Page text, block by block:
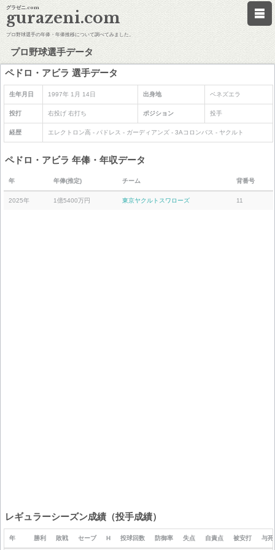
グラゼニ.com
gurazeni.com
プロ野球選手の年俸・年俸推移について調べてみました。
プロ野球選手データ
ペドロ・アビラ 選手データ
生年月日 1997年 1月 14日 出身地 ベネズエラ
投打 右投げ 右打ち ポジション 投手
経歴 エレクトロン高 - パドレス - ガーディアンズ - 3Aコロンバス - ヤクルト
ペドロ・アビラ 年俸・年収データ
年 年俸(推定) チーム 背番号
2025年 1億5400万円 東京ヤクルトスワローズ 11
レギュラーシーズン成績（投手成績）
年 勝利 敗戦 セーブ H 投球回数 防御率 失点 自責点 被安打 与死